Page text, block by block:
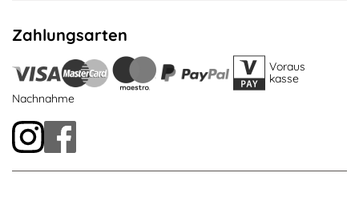
Zahlungsarten
Voraus
kasse
Nachnahme